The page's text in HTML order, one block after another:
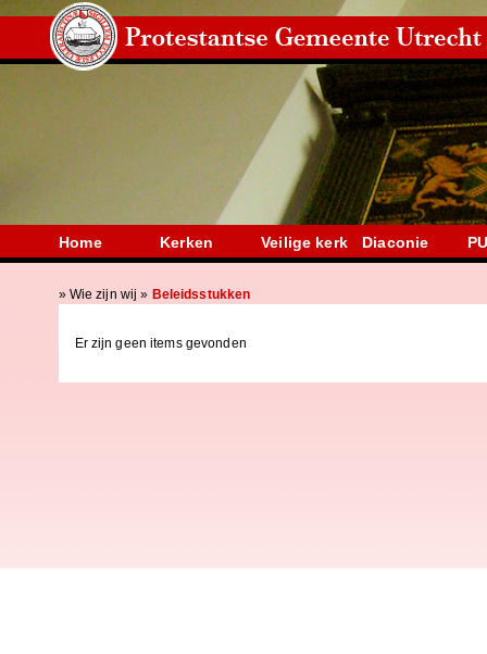
» Wie zijn wij » Beleidsstukken
Er zijn geen items gevonden
Home Kerken Veilige kerk Diaconie